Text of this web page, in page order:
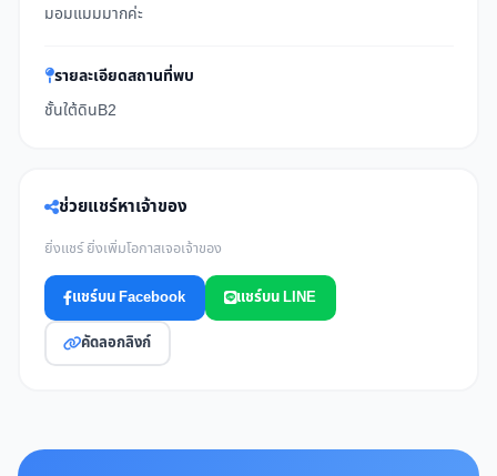
มอมแมมมากค่ะ
รายละเอียดสถานที่พบ
ชั้นใต้ดินB2
ช่วยแชร์หาเจ้าของ
ยิ่งแชร์ ยิ่งเพิ่มโอกาสเจอเจ้าของ
แชร์บน Facebook แชร์บน LINE
คัดลอกลิงก์